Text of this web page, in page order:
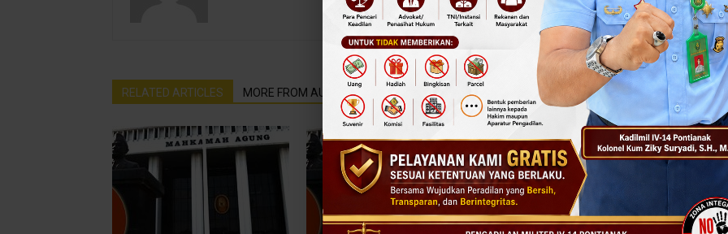
RELATED ARTICLES MORE FROM AUTHOR